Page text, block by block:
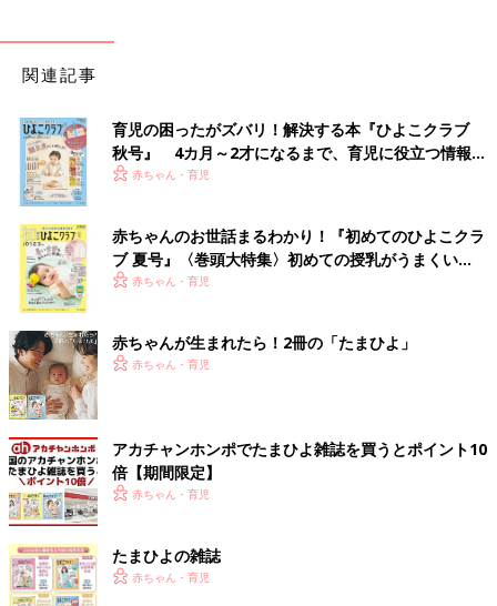
関連記事
育児の困ったがズバリ！解決する本『ひよこクラブ
秋号』 4カ月～2才になるまで、育児に役立つ情報が
いっぱい！
赤ちゃん・育児
赤ちゃんのお世話まるわかり！『初めてのひよこクラ
ブ 夏号』〈巻頭大特集〉初めての授乳がうまくい
く！ おっぱい・ミルクの基本と夏のトラブル 解決テ
赤ちゃん・育児
赤ちゃんが生まれたら！2冊の「たまひよ」
赤ちゃん・育児
アカチャンホンポでたまひよ雑誌を買うとポイント10
倍【期間限定】
赤ちゃん・育児
たまひよの雑誌
赤ちゃん・育児